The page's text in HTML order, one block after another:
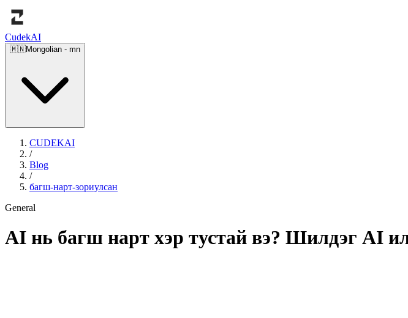
CudekAI
🇲🇳Mongolian - mn
CUDEKAI
/
Blog
/
багш-нарт-зориулсан
General
AI нь багш нарт хэр тустай вэ? Шилдэг AI